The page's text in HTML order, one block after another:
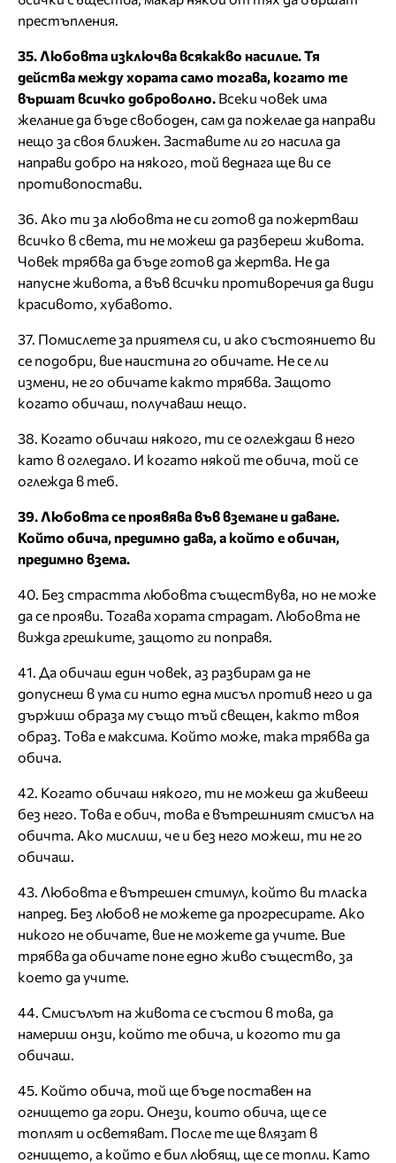
престъпления.
35. Любовта изключва всякакво насилие. Тя
действа между хората само тогава, когато те
вършат всичко доброволно. Всеки човек има
желание да бъде свободен, сам да пожелае да направи
нещо за своя ближен. Заставите ли го насила да
направи добро на някого, той веднага ще ви се
противопостави.
36. Ако ти за любовта не си готов да пожертваш
всичко в света, ти не можеш да разбереш живота.
Човек трябва да бъде готов да жертва. Не да
напусне живота, а във всички противоречия да види
красивото, хубавото.
37. Помислете за приятеля си, и ако състоянието ви
се подобри, вие наистина го обичате. Не се ли
измени, не го обичате както трябва. Защото
когато обичаш, получаваш нещо.
38. Когато обичаш някого, ти се оглеждаш в него
като в огледало. И когато някой те обича, той се
оглежда в теб.
39. Любовта се проявява във вземане и даване.
Който обича, предимно дава, а който е обичан,
предимно взема.
40. Без страстта любовта съществува, но не може
да се прояви. Тогава хората страдат. Любовта не
вижда грешките, защото ги поправя.
41. Да обичаш един човек, аз разбирам да не
допуснеш в ума си нито една мисъл против него и да
държиш образа му също тъй свещен, както твоя
образ. Това е максима. Който може, така трябва да
обича.
42. Когато обичаш някого, ти не можеш да живееш
без него. Това е обич, това е вътрешният смисъл на
обичта. Ако мислиш, че и без него можеш, ти не го
обичаш.
43. Любовта е вътрешен стимул, който ви тласка
напред. Без любов не можете да прогресирате. Ако
никого не обичате, вие не можете да учите. Вие
трябва да обичате поне едно живо същество, за
което да учите.
44. Смисълът на живота се състои в това, да
намериш онзи, който те обича, и когото ти да
обичаш.
45. Който обича, той ще бъде поставен на
огнището да гори. Онези, които обича, ще се
топлят и осветяват. После те ще влязат в
огнището, а който е бил любящ, ще се топли. Като